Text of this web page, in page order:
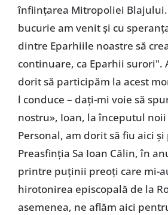
înființarea Mitropoliei Blajului.
bucurie am venit și cu
dintre Eparhiile noastre să
continuare, ca Eparhii surori".
dorit să participăm la acest
l conduce – dați-mi voie să
nostru», Ioan, la începutul
Personal, am dorit să fiu aici
Preasfinția Sa Ioan Călin, în
printre puținii preoți care mi-
hirotonirea episcopală de la
asemenea, ne aflăm aici